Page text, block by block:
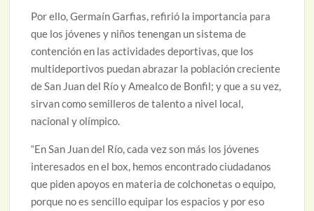
Por ello, Germaín Garfias, refirió la importancia para
que los jóvenes y niños tenengan un sistema de
contención en las actividades deportivas, que los
multideportivos puedan abrazar la población creciente
de San Juan del Río y Amealco de Bonfil; y que a su vez,
sirvan como semilleros de talento a nivel local,
nacional y olímpico.
“En San Juan del Río, cada vez son más los jóvenes
interesados en el box, hemos encontrado ciudadanos
que piden apoyos en materia de colchonetas o equipo,
porque no es sencillo equipar los espacios y por eso